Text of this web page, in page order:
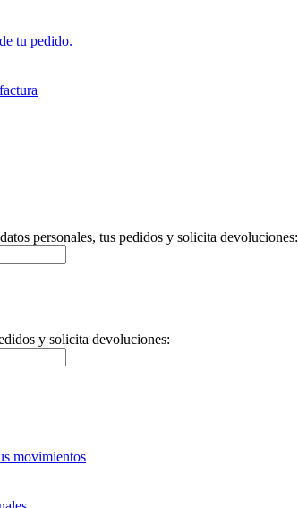
tu pedido.
personales, tus pedidos y solicita devoluciones:
y solicita devoluciones:
movimientos